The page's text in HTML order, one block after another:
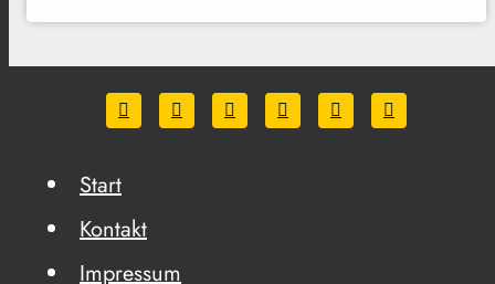
Start
Kontakt
Impressum